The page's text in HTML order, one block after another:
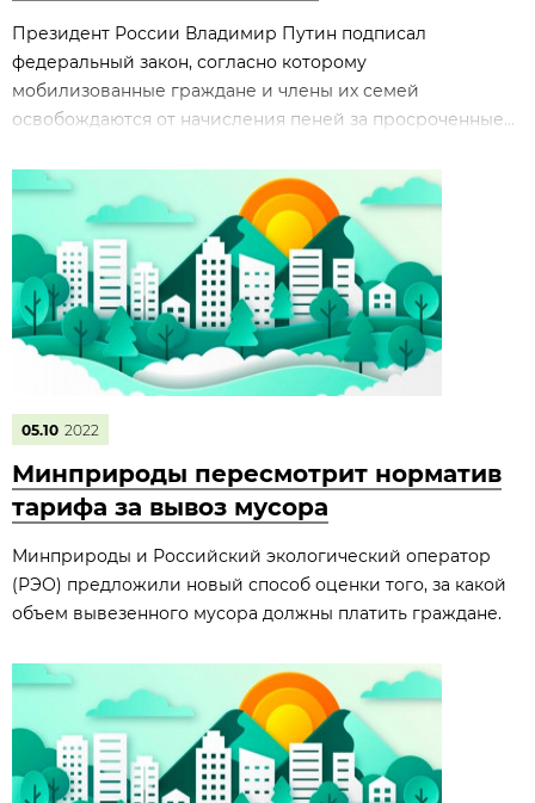
Президент России Владимир Путин подписал
федеральный закон, согласно которому
мобилизованные граждане и члены их семей
освобождаются от начисления пеней за просроченные...
05.10 2022
Минприроды пересмотрит норматив
тарифа за вывоз мусора
Минприроды и Российский экологический оператор
(РЭО) предложили новый способ оценки того, за какой
объем вывезенного мусора должны платить граждане.